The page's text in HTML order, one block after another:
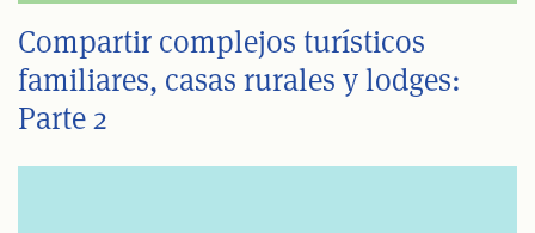
Compartir complejos turísticos
familiares, casas rurales y lodges:
Parte 2